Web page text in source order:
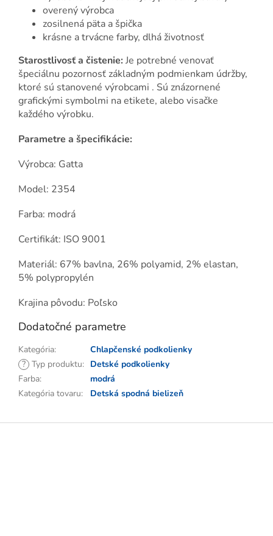
overený výrobca
zosilnená päta a špička
krásne a trvácne farby, dlhá životnosť
Starostlivosť a čistenie: Je potrebné venovať
špeciálnu pozornosť základným podmienkam údržby,
ktoré sú stanovené výrobcami . Sú znázornené
grafickými symbolmi na etikete, alebo visačke
každého výrobku.
Parametre a špecifikácie:
Výrobca: Gatta
Model: 2354
Farba: modrá
Certifikát: ISO 9001
Materiál: 67% bavlna, 26% polyamid, 2% elastan,
5% polypropylén
Krajina pôvodu: Poľsko
Dodatočné parametre
Kategória:
Chlapčenské podkolienky
? Typ produktu: Detské podkolienky
Farba:
modrá
Kategória tovaru: Detská spodná bielizeň
Z